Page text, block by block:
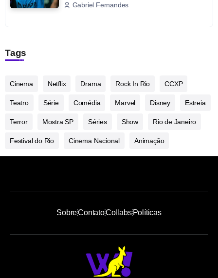
Gabriel Fernandes
Tags
Cinema Netflix Drama Rock In Rio CCXP
Teatro Série Comédia Marvel Disney Estreia
Terror Mostra SP Séries Show Rio de Janeiro
Festival do Rio Cinema Nacional Animação
SobreContatoCollabsPolíticas